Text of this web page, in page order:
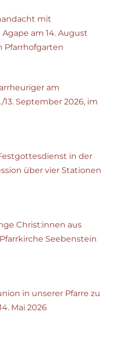
mit
am 14. August
Pfarrhofgarten
am
13. September 2026, im
in der
über vier Stationen
Christ:innen aus
Seebenstein
in unserer Pfarre zu
Mai 2026